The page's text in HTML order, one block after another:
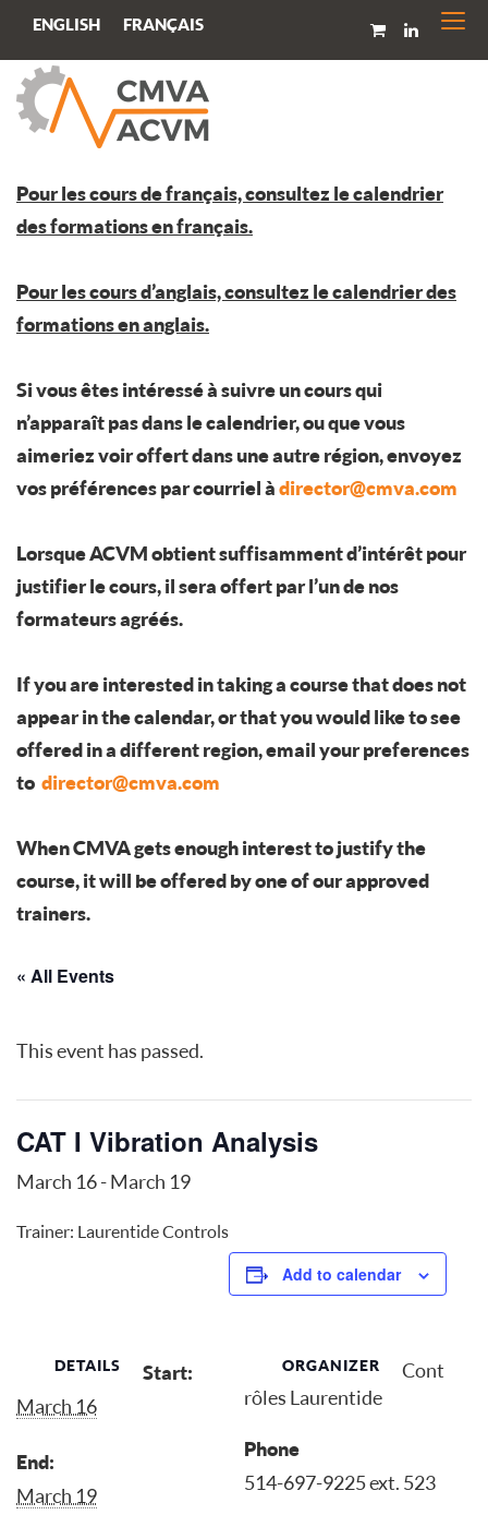
ENGLISH FRANÇAIS
Pour les cours de français, consultez le calendrier
des formations en français.
Pour les cours d’anglais, consultez le calendrier des
formations en anglais.
Si vous êtes intéressé à suivre un cours qui
n’apparaît pas dans le calendrier, ou que vous
aimeriez voir offert dans une autre région, envoyez
vos préférences par courriel àdirector@cmva.com
Lorsque ACVM obtient suffisamment d’intérêt pour
justifier le cours, il sera offert par l’un de nos
formateurs agréés.
If you are interested in taking a course that does not
appear in the calendar, or that you would like to see
offered in a different region, email your preferences
to director@cmva.com
When CMVA gets enough interest to justify the
course, it will be offered by one of our approved
trainers.
« All Events
This event has passed.
CAT I Vibration Analysis
March 16-March 19
Trainer: Laurentide Controls
Add to calendar
DETAILS
Start:
March 16
End:
March 19
ORGANIZER
Cont
rôles Laurentide
Phone
514-697-9225 ext. 523